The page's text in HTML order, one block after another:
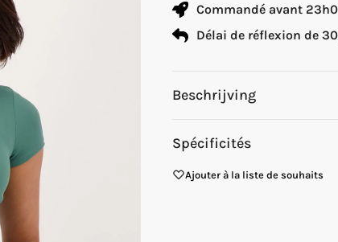
Commandé avant
Délai de réflexion de
Beschrijving
Spécificités
Ajouter à la liste de souhaits